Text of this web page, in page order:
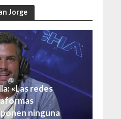
Jorge
«Las redes
ninguna